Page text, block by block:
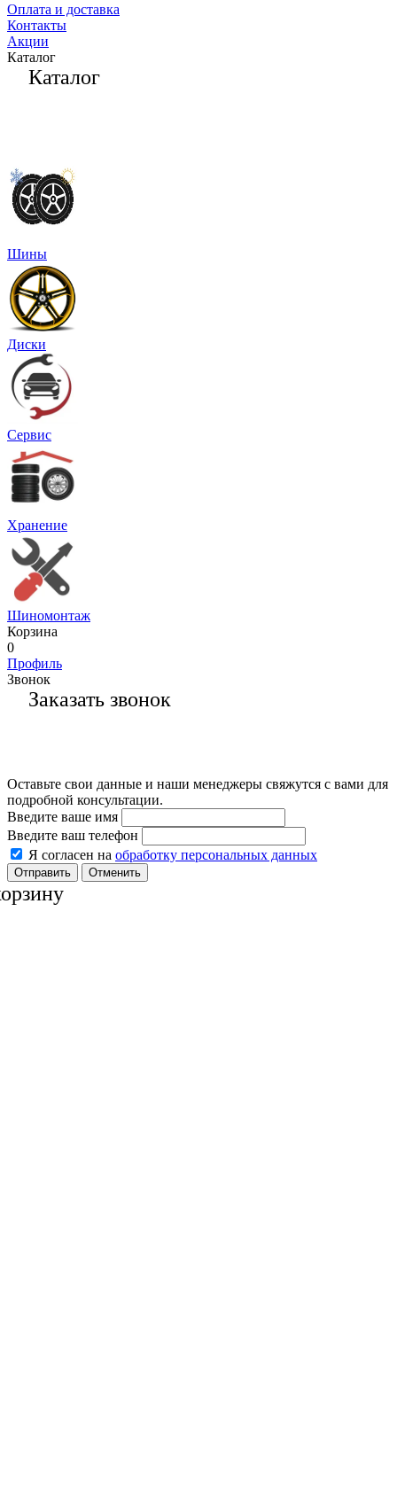
Оплата и доставка
Контакты
Акции
Каталог
Каталог
Шины
Диски
Сервис
Хранение
Шиномонтаж
Корзина
0
Профиль
Звонок
Заказать звонок
Оставьте свои данные и наши менеджеры свяжутся с вами для
подробной консультации.
Введите ваше имя
Введите ваш телефон
Я согласен на обработку персональных данных
Отменить